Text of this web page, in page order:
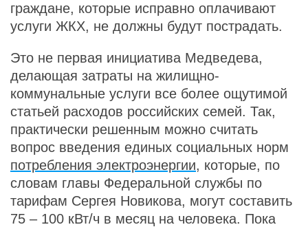
граждане, которые исправно оплачивают
услуги ЖКХ, не должны будут пострадать.
Это не первая инициатива Медведева,
делающая затраты на жилищно-
коммунальные услуги все более ощутимой
статьей расходов российских семей. Так,
практически решенным можно считать
вопрос введения единых социальных норм
потребления электроэнергии, которые, по
словам главы Федеральной службы по
тарифам Сергея Новикова, могут составить
75 – 100 кВт/ч в месяц на человека. Пока